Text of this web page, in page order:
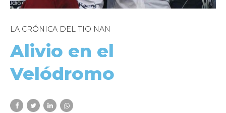
LA CRÓNICA DEL TIO NAN
Alivio en el
Velódromo